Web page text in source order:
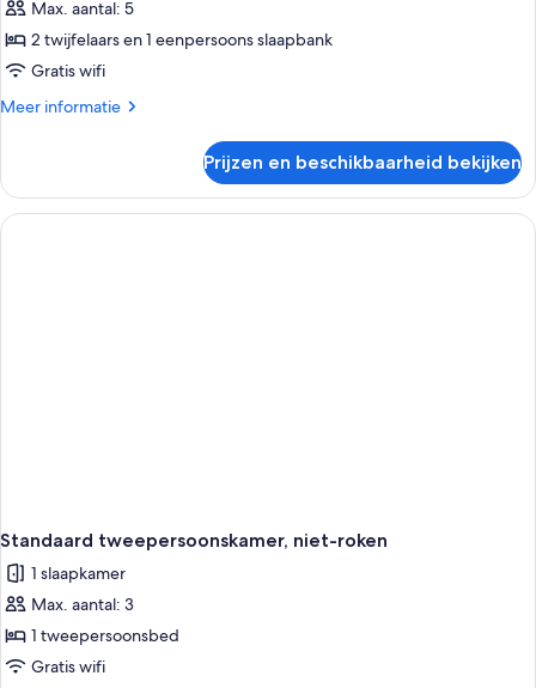
niet-
roken
(Baby&Kids)
Max. aantal: 5
2 twijfelaars en 1 eenpersoons slaapbank
Gratis wifi
Meer informatie
Meer
niet-
roken
(Baby&Kids)
Prijzen en beschikbaarheid bekijken
Standaard tweepersoonskamer, niet-roken
1 slaapkamer
Max. aantal: 3
1 tweepersoonsbed
Gratis wifi